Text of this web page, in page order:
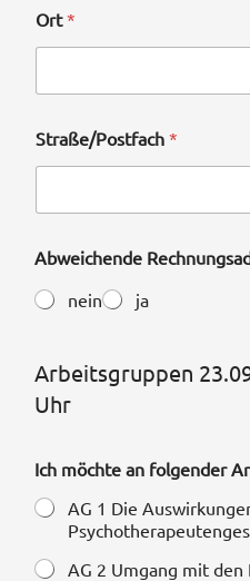
Ort*
Straße/Postfach *
Abweichende
nein
ja
Arbeitsgruppen
Uhr
Ich möchte an folgender
AG 1 Die
AG 2 Umgang mit